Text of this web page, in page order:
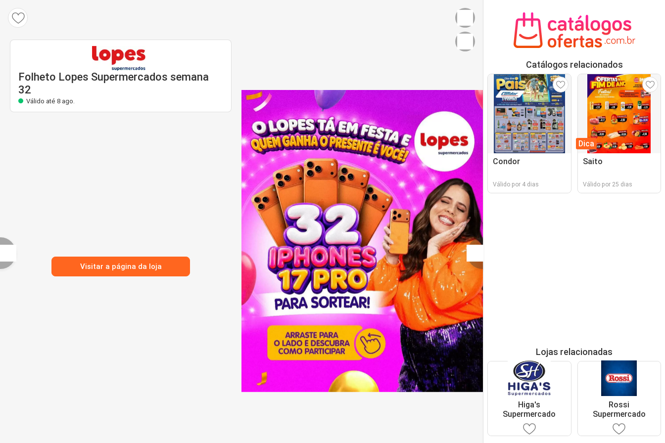
Folheto Lopes Supermercados semana
32
Válido até 8 ago.
Visitar a página da loja
Catálogos relacionados
Condor
Válido por 4 dias
Dica
Saito
Válido por 25 dias
Lojas relacionadas
Higa's
Supermercado
Rossi
Supermercado